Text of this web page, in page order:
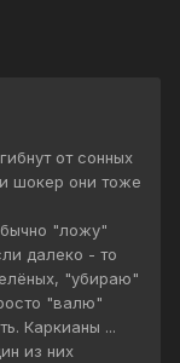
от сонных
шокер они тоже
"ложу"
далеко - то
"убираю"
"валю"
Каркианы ...
из них